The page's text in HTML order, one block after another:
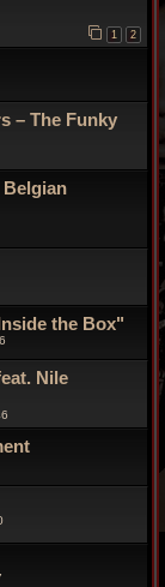
y
1 2
– The Funky
Belgian
the Box"
Nile